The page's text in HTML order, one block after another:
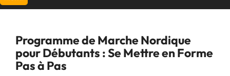
Programme de Marche Nordique
pour Débutants : Se Mettre en Forme
Pas à Pas